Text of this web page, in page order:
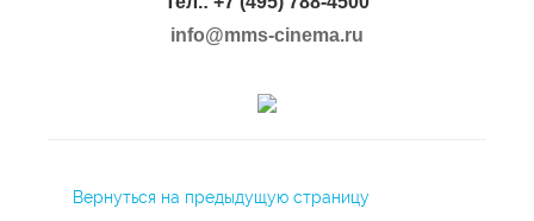
info@mms-cinema.ru
Вернуться на предыдущую страницу